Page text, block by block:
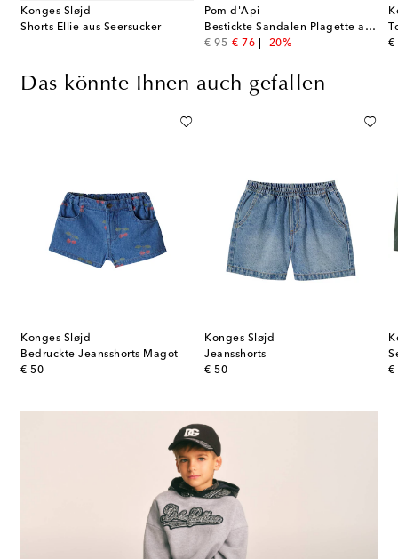
Konges Sløjd
Shorts Ellie aus Seersucker
Pom d'Api
Bestickte Sandalen Plagette aus Leder
€ 95
original price
€ 76
discount price
-20%
€
Das könnte Ihnen auch gefallen
Konges Sløjd
Bedruckte Jeansshorts Magot
€ 50
original price
Konges Sløjd
Jeansshorts
€ 50
original price €